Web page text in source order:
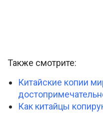
Также смотрите:
Китайские копии
Как китайцы